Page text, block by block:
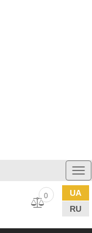
UA
RU
0